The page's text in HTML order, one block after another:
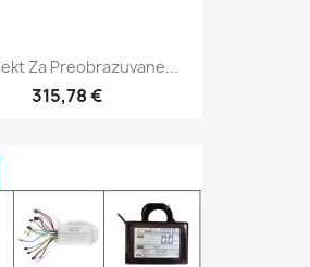
Za Preobrazuvane...
315,78 €